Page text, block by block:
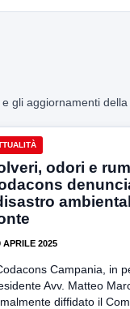
gli aggiornamenti della
odori e
APRILE 2025
Campania, in
Avv. Matteo
diffidato il